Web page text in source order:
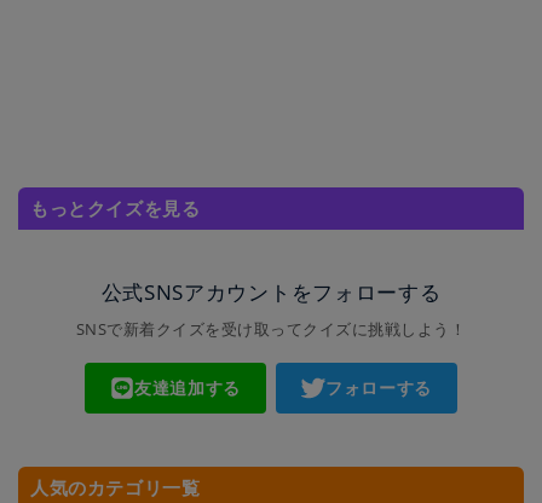
もっとクイズを見る
公式SNSアカウントをフォローする
SNSで新着クイズを受け取ってクイズに挑戦しよう！
友達追加する フォローする
人気のカテゴリ一覧